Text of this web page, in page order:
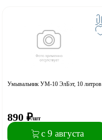
Умывальник УМ-10 ЭлБэт, 10 литров
890 ₽/шт
с 9 августа